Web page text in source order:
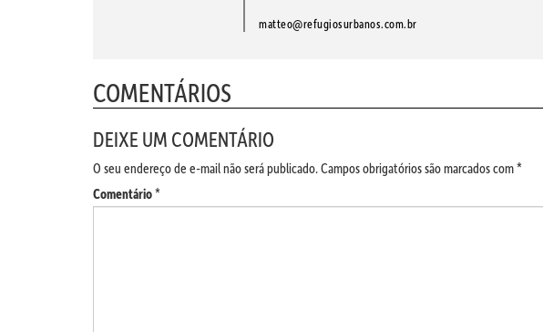
matteo@refugiosurbanos.com.br
COMENTÁRIOS
DEIXE UM COMENTÁRIO
O seu endereço de e-mail não será publicado.Campos obrigatórios são marcados com*
Comentário*